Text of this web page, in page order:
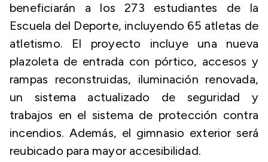
beneficiarán a los 273 estudiantes de la
Escuela del Deporte, incluyendo 65 atletas de
atletismo. El proyecto incluye una nueva
plazoleta de entrada con pórtico, accesos y
rampas reconstruidas, iluminación renovada,
un sistema actualizado de seguridad y
trabajos en el sistema de protección contra
incendios. Además, el gimnasio exterior será
reubicado para mayor accesibilidad.